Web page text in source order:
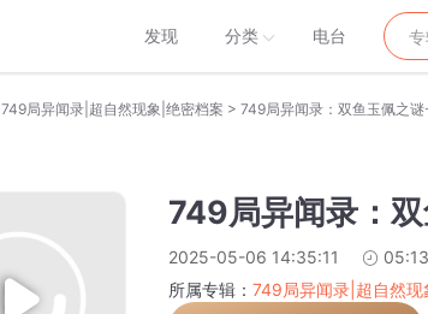
发现 分类 电台
749局异闻录|超自然现象|绝密档案 > 749局异闻录：双鱼玉佩之
749局异闻录：
2025-05-06 14:35:11 05:13
所属专辑： 749局异闻录|超自然现